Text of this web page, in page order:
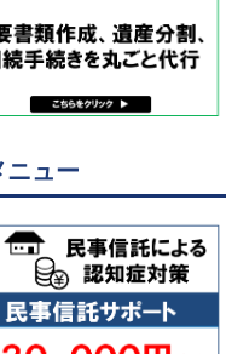
ニュー